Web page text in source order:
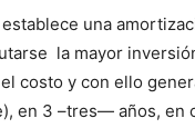
una
la mayor
costo y con ello
en 3 –tres— años, en